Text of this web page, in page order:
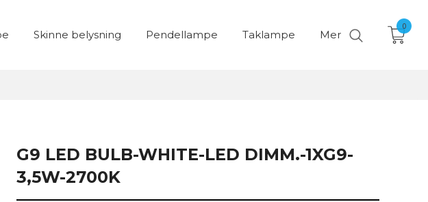
Skinne belysning Pendellampe Taklampe Mer
0
G9 LED BULB-WHITE-LED DIMM.-1XG9-
3,5W-2700K